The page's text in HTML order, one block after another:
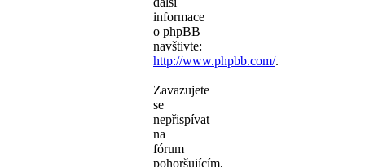
informace
o phpBB
navštivte:
http://www.phpbb.com/.
Zavazujete
se
nepřispívat
na
fórum
pohoršujícím,